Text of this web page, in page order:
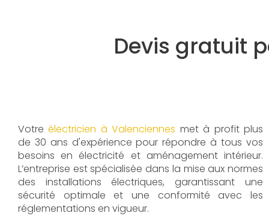
Devis gratuit
Votreélectricien à Valenciennes met à profit plus
de 30 ans d'expérience pour répondre à tous vos
besoins en électricité et aménagement intérieur.
L’entreprise est spécialisée dans la mise aux normes
des installations électriques, garantissant une
sécurité optimale et une conformité avec les
réglementations en vigueur.